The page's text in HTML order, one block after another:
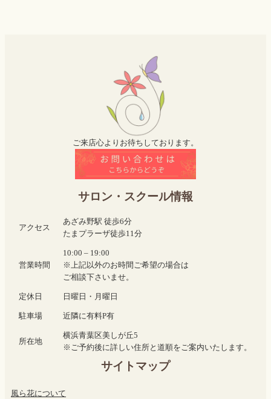
ご来店心よりお待ちしております。
サロン・スクール情報
アクセス
あざみ野駅 徒歩6分
たまプラーザ徒歩11分
営業時間
10:00 – 19:00
※上記以外のお時間ご希望の場合は
ご相談下さいませ。
定休日 日曜日・月曜日
駐車場 近隣に有料P有
所在地
横浜青葉区美しが丘5
※ご予約後に詳しい住所と道順をご案内いたします。
サイトマップ
風ら花について